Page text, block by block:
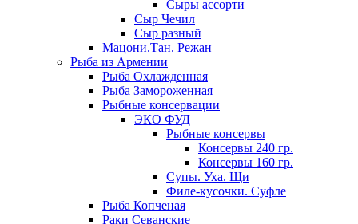
Сыры ассорти
Сыр Чечил
Сыр разный
Мацони.Тан. Режан
Рыба из Армении
Рыба Охлажденная
Рыба Замороженная
Рыбные консервации
ЭКО ФУД
Рыбные консервы
Консервы 240 гр.
Консервы 160 гр.
Супы. Уха. Щи
Филе-кусочки. Суфле
Рыба Копченая
Раки Севанские